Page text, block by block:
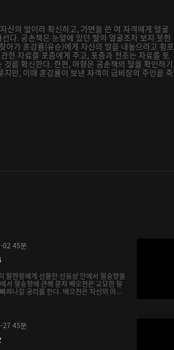
신의 딸이라 확신하고, 가면을 쓴 여 자객에게 얼굴
다. 공손책은 눈앞에 있던 딸의 얼굴조차 보지 못한
아가 혼강룡(유순)에게 자신의 딸을 내놓으라고 횡포
한 자료를 포증에게 주고, 포증과 전조는 자료를 토
을 확신한다. 한편, 아향은 공손책의 말을 확인하기
만, 이때 혼강룡이 보낸 자객이 금비장의 주인을 죽
02 45분
팔현왕에게 선물한 선옹상 안에서 혈숭향을
서 혈숭향에 관해 묻자 배오천은 교묘한 말
져나갈 궁리를 한다. 배오천은 자신의 아...
27 45분